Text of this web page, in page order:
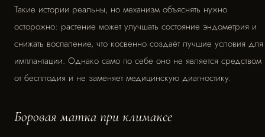
Такие истории реальны, но механизм объяснять нужно
осторожно: растение может улучшать состояние эндометрия и
снижать воспаление, что косвенно создаёт лучшие условия для
имплантации. Однако само по себе оно не является средством
от бесплодия и не заменяет медицинскую диагностику.
Боровая матка при климаксе